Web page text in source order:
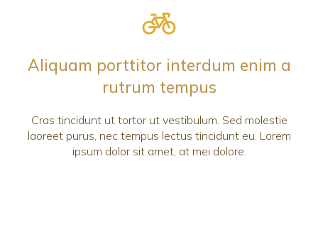
Aliquam porttitor interdum enim a
rutrum tempus
Cras tincidunt ut tortor ut vestibulum. Sed molestie
laoreet purus, nec tempus lectus tincidunt eu. Lorem
ipsum dolor sit amet, at mei dolore.